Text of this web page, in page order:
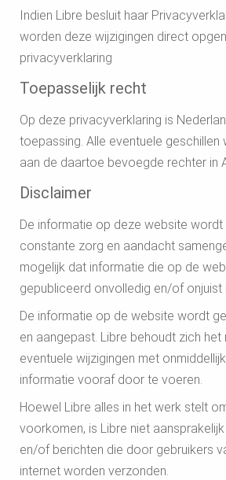
Indien Libre besluit haar
worden deze wijzigingen direct
privacyverklaring
Toepasselijk recht
Op deze privacyverklaring is
toepassing. Alle eventuele
aan de daartoe bevoegde rechter in
Disclaimer
De informatie op deze website
constante zorg en aandacht
mogelijk dat informatie die op de
gepubliceerd onvolledig en/of onjuist
De informatie op de website wordt
en aangepast. Libre behoudt zich
eventuele wijzigingen met
informatie vooraf door te voeren.
Hoewel Libre alles in het werk stelt
voorkomen, is Libre niet
en/of berichten die door gebruikers
internet worden verzonden.